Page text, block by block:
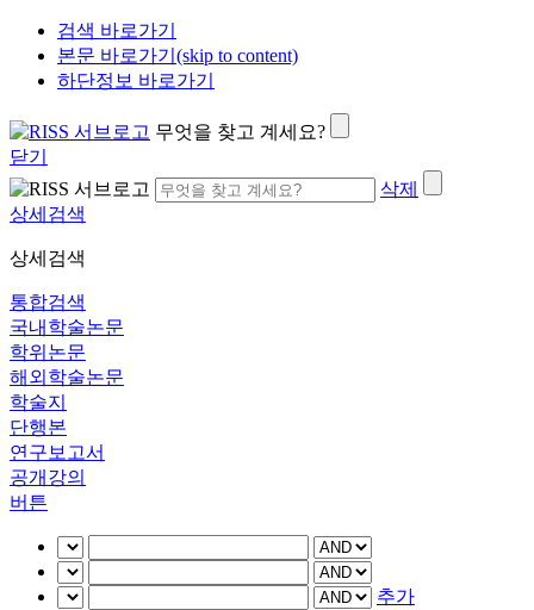
검색 바로가기
본문 바로가기(skip to content)
하단정보 바로가기
무엇을 찾고 계세요?
닫기
삭제
상세검색
상세검색
통합검색
국내학술논문
학위논문
해외학술논문
학술지
단행본
연구보고서
공개강의
버튼
추가